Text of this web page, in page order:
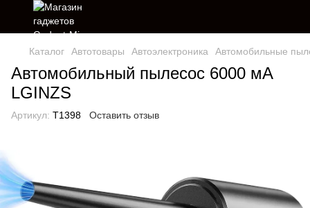
Каталог Автотовары Автоэлектроника Автомобильные
Автомобильный пылесос 6000 мА
LGINZS
Артикул: T1398 Оставить отзыв